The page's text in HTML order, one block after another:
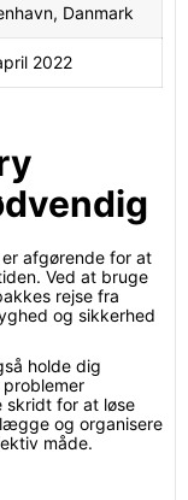
Danmark
2022
afgørende for at
Ved at bruge
rejse fra
og sikkerhed
holde dig
skridt for at løse
og organisere
måde.